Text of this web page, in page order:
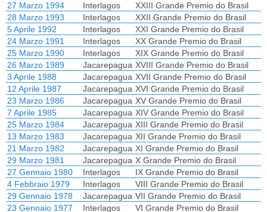
27 Marzo 1994
Interlagos
XXIII Grande Premio do Brasil
28 Marzo 1993
Interlagos
XXII Grande Premio do Brasil
5 Aprile 1992
Interlagos
XXI Grande Premio do Brasil
24 Marzo 1991
Interlagos
XX Grande Premio do Brasil
25 Marzo 1990
Interlagos
XIX Grande Premio do Brasil
26 Marzo 1989
Jacarepagua XVIII Grande Premio do Brasil
3 Aprile 1988
Jacarepagua XVII Grande Premio do Brasil
12 Aprile 1987
Jacarepagua XVI Grande Premio do Brasil
23 Marzo 1986
Jacarepagua XV Grande Premio do Brasil
7 Aprile 1985
Jacarepagua XIV Grande Premio do Brasil
25 Marzo 1984
Jacarepagua XIII Grande Premio do Brasil
13 Marzo 1983
Jacarepagua XII Grande Premio do Brasil
21 Marzo 1982
Jacarepagua XI Grande Premio do Brasil
29 Marzo 1981
Jacarepagua X Grande Premio do Brasil
27 Gennaio 1980
Interlagos
IX Grande Premio do Brasil
4 Febbraio 1979
Interlagos
VIII Grande Premio do Brasil
29 Gennaio 1978
Jacarepagua VII Grande Premio do Brasil
23 Gennaio 1977
Interlagos VI Grande Premio do Brasil